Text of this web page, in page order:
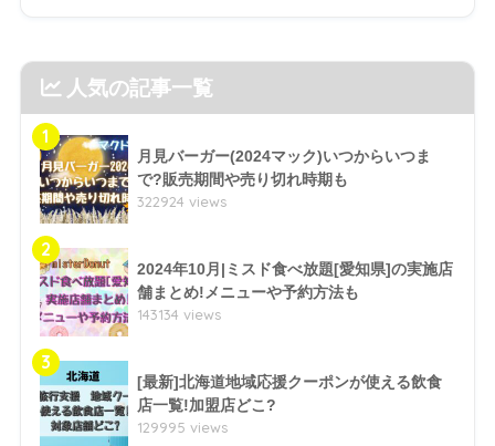
人気の記事一覧
1
月見バーガー(2024マック)いつからいつま
で?販売期間や売り切れ時期も
322924 views
2
2024年10月|ミスド食べ放題[愛知県]の実施店
舗まとめ!メニューや予約方法も
143134 views
3
[最新]北海道地域応援クーポンが使える飲食
店一覧!加盟店どこ?
129995 views